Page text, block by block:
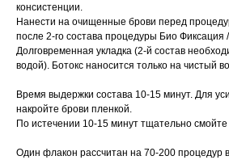
консистенции.
Нанести на очищенные брови перед
после 2-го состава процедуры Био
Долговременная укладка (2-й состав
водой). Ботокс наносится только на чистый
Время выдержки состава 10-15 минут. Для
накройте брови пленкой.
По истечении 10-15 минут тщательно
Один флакон рассчитан на 70-200 процедур